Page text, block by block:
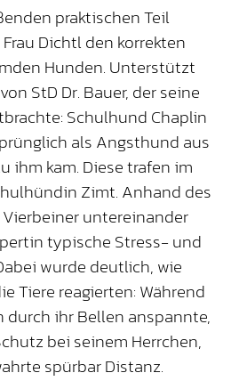
praktischen Teil
Dichtl den korrekten
Hunden. Unterstützt
StD Dr. Bauer, der seine
Schulhund Chaplin
als Angsthund aus
ihm kam. Diese trafen im
Zimt. Anhand des
untereinander
typische Stress- und
wurde deutlich, wie
Tiere reagierten: Während
ihr Bellen anspannte,
bei seinem Herrchen,
spürbar Distanz.